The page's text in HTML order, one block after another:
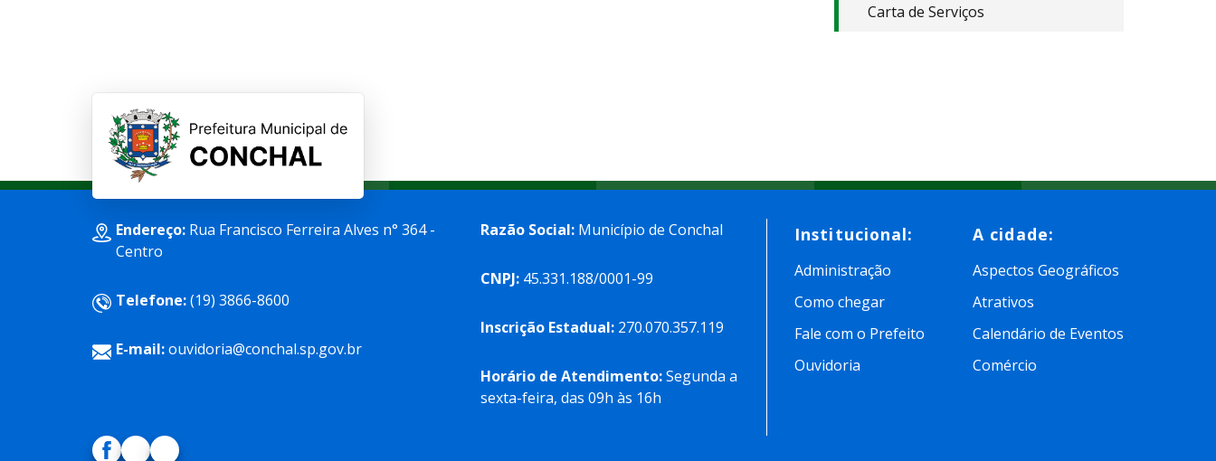
Carta de Serviços
Endereço:Rua Francisco Ferreira Alves n° 364 -
Centro
Telefone:(19) 3866-8600
E-mail:ouvidoria@conchal.sp.gov.br
Razão Social: Município de Conchal
CNPJ: 45.331.188/0001-99
Inscrição Estadual: 270.070.357.119
Horário de Atendimento:Segunda a
sexta-feira, das 09h às 16h
Institucional:
Administração
Como chegar
Fale com o Prefeito
Ouvidoria
A cidade:
Aspectos Geográficos
Atrativos
Calendário de Eventos
Comércio